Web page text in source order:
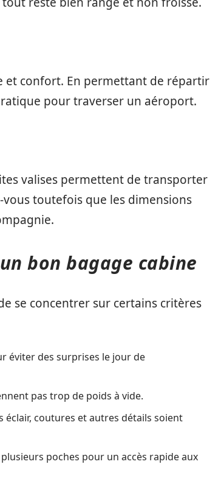
et confort. En permettant de répartir
pour traverser un aéroport.
valises permettent de transporter
toutefois que les dimensions
bon bagage cabine
se concentrer sur certains critères
éviter des surprises le jour de
pas trop de poids à vide.
éclair, coutures et autres détails soient
poches pour un accès rapide aux